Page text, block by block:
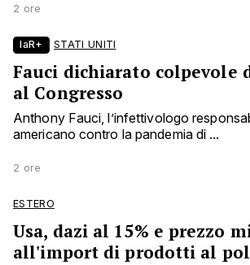
2 ore
laR+ STATI UNITI
Fauci dichiarato colpevole
al Congresso
Anthony Fauci, l’infettivologo
americano contro la pandemia di ...
2 ore
ESTERO
Usa, dazi al 15% e prezzo
all'import di prodotti al